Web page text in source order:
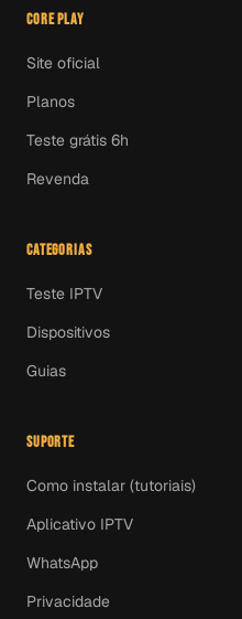
CORE PLAY
Site oficial
Planos
Teste grátis 6h
Revenda
CATEGORIAS
Teste IPTV
Dispositivos
Guias
SUPORTE
Como instalar (tutoriais)
Aplicativo IPTV
WhatsApp
Privacidade